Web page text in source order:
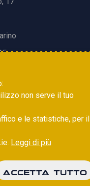
non serve il tuo
e le statistiche, per il
Leggi di più
ACCETTA TUTTO